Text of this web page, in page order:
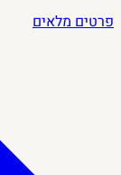
פרטים מלאים